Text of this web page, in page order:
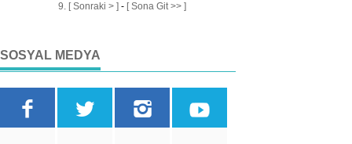
9. [ Sonraki > ] - [ Sona Git >> ]
SOSYAL MEDYA